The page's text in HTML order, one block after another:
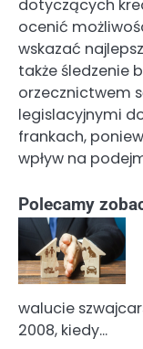
dotyczących
ocenić
wskazać
także śledzenie
orzecznictwem
legislacyjnymi
frankach,
wpływ na
Polecamy
walucie
2008, kiedy…
Nawigacja
wpisu